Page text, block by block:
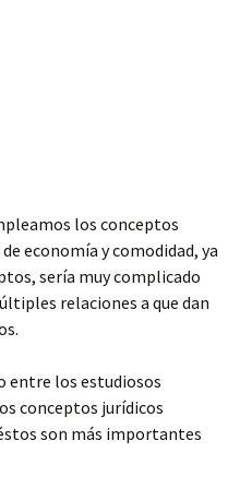
los conceptos
economía y comodidad, ya
sería muy complicado
relaciones a que dan
entre los estudiosos
conceptos jurídicos
son más importantes